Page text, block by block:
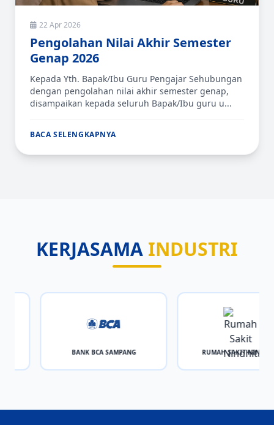
22 Apr 2026
Pengolahan Nilai Akhir Semester
Genap 2026
Kepada Yth. Bapak/Ibu Guru Pengajar Sehubungan
dengan pengolahan nilai akhir semester genap,
disampaikan kepada seluruh Bapak/Ibu guru u...
BACA SELENGKAPNYA
KERJASAMA INDUSTRI
BANK BCA SAMPANG RUMAH SAKIT NINDHITA